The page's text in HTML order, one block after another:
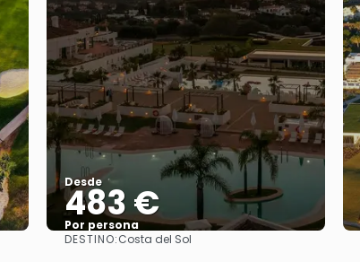
Desde
483 €
Por persona
Ver
DESTINO:Costa del Sol